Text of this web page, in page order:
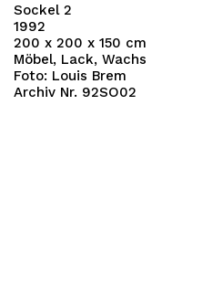
Sockel 2
1992
200 x 200 x 150 cm
Möbel, Lack, Wachs
Foto: Louis Brem
Archiv Nr. 92SO02